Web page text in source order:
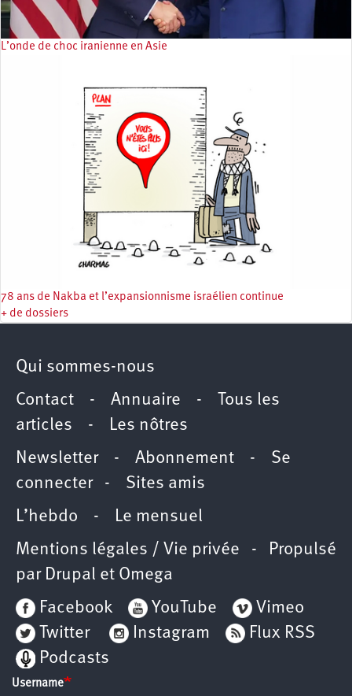
L’onde de choc iranienne en Asie
78 ans de Nakba et l’expansionnisme israélien continue
+ de dossiers
Qui sommes-nous
Contact - Annuaire -
Tous les
articles - Les nôtres
Newsletter- Abonnement - Se
connecter- Sites amis
L’hebdo - Le mensuel
Mentions légales / Vie privée - Propulsé
par Drupal et Omega
Facebook
YouTube
Vimeo
Twitter
Instagram
Flux RSS
Podcasts
Username